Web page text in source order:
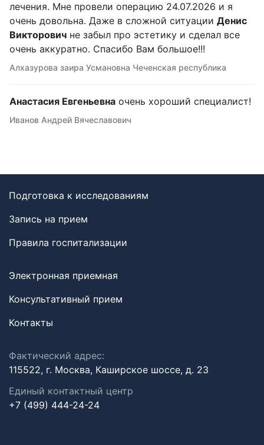
лечения. Мне провели операцию 24.07.2026 и я
очень довольна. Даже в сложной ситуации Денис
Викторович не забыл про эстетику и сделал все
очень аккуратно. Спасибо Вам большое!!!
Алхазурова заира Усмановна Чеченская республика
Анастасия Евгеньевна очень хороший специалист!
Иванов Андрей Вячеславович
Подготовка к исследованиям
Запись на прием
Правила госпитализации
Электронная приемная
Консультативный прием
Контакты
Фактический адрес:
115522, г. Москва, Каширское шоссе, д. 23
Единый контактный центр
+7 (499) 444-24-24